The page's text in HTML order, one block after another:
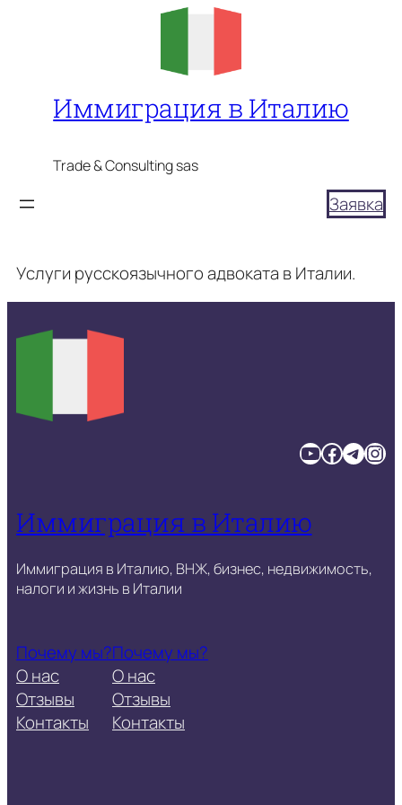
Иммиграция в Италию
Trade & Consulting sas
Заявка
Услуги русскоязычного адвоката в Италии.
YouTube Facebook TelegramInstagram
Иммиграция в Италию
Иммиграция в Италию, ВНЖ, бизнес, недвижимость,
налоги и жизнь в Италии
Почему мы?
О нас
Отзывы
Контакты
Почему мы?
О нас
Отзывы
Контакты